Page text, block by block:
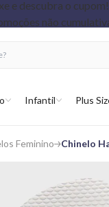
Infantil Plus
Feminino Chinelo